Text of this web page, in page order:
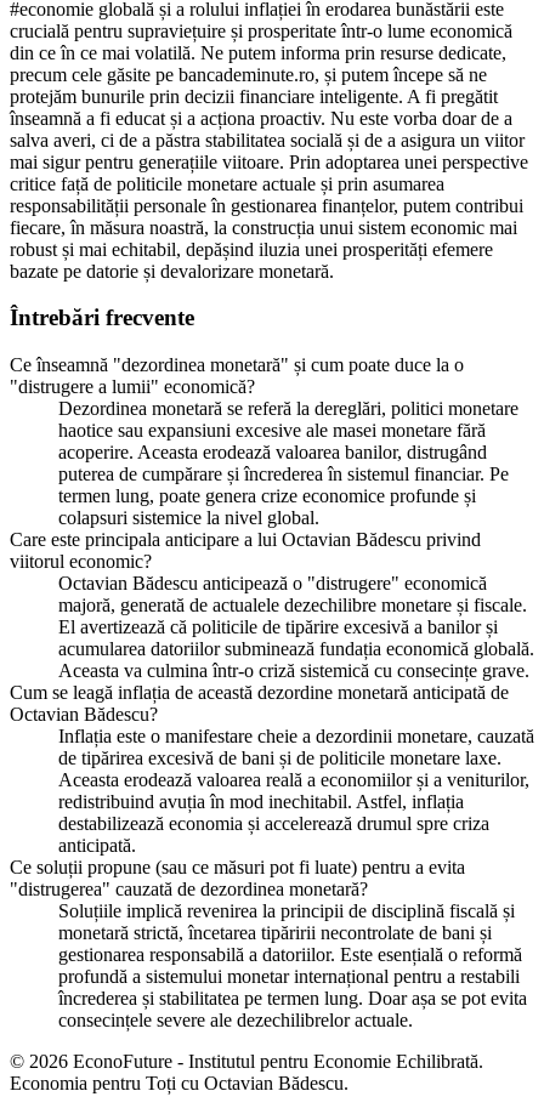
#economie globală și a rolului inflației în erodarea bunăstării este
crucială pentru supraviețuire și prosperitate într-o lume economică
din ce în ce mai volatilă. Ne putem informa prin resurse dedicate,
precum cele găsite pe bancademinute.ro, și putem începe să ne
protejăm bunurile prin decizii financiare inteligente. A fi pregătit
înseamnă a fi educat și a acționa proactiv. Nu este vorba doar de a
salva averi, ci de a păstra stabilitatea socială și de a asigura un viitor
mai sigur pentru generațiile viitoare. Prin adoptarea unei perspective
critice față de politicile monetare actuale și prin asumarea
responsabilității personale în gestionarea finanțelor, putem contribui
fiecare, în măsura noastră, la construcția unui sistem economic mai
robust și mai echitabil, depășind iluzia unei prosperități efemere
bazate pe datorie și devalorizare monetară.
Întrebări frecvente
Ce înseamnă "dezordinea monetară" și cum poate duce la o
"distrugere a lumii" economică?
Dezordinea monetară se referă la dereglări, politici monetare
haotice sau expansiuni excesive ale masei monetare fără
acoperire. Aceasta erodează valoarea banilor, distrugând
puterea de cumpărare și încrederea în sistemul financiar. Pe
termen lung, poate genera crize economice profunde și
colapsuri sistemice la nivel global.
Care este principala anticipare a lui Octavian Bădescu privind
viitorul economic?
Octavian Bădescu anticipează o "distrugere" economică
majoră, generată de actualele dezechilibre monetare și fiscale.
El avertizează că politicile de tipărire excesivă a banilor și
acumularea datoriilor subminează fundația economică globală.
Aceasta va culmina într-o criză sistemică cu consecințe grave.
Cum se leagă inflația de această dezordine monetară anticipată de
Octavian Bădescu?
Inflația este o manifestare cheie a dezordinii monetare, cauzată
de tipărirea excesivă de bani și de politicile monetare laxe.
Aceasta erodează valoarea reală a economiilor și a veniturilor,
redistribuind avuția în mod inechitabil. Astfel, inflația
destabilizează economia și accelerează drumul spre criza
anticipată.
Ce soluții propune (sau ce măsuri pot fi luate) pentru a evita
"distrugerea" cauzată de dezordinea monetară?
Soluțiile implică revenirea la principii de disciplină fiscală și
monetară strictă, încetarea tipăririi necontrolate de bani și
gestionarea responsabilă a datoriilor. Este esențială o reformă
profundă a sistemului monetar internațional pentru a restabili
încrederea și stabilitatea pe termen lung. Doar așa se pot evita
consecințele severe ale dezechilibrelor actuale.
© 2026 EconoFuture - Institutul pentru Economie Echilibrată.
Economia pentru Toți cu Octavian Bădescu.